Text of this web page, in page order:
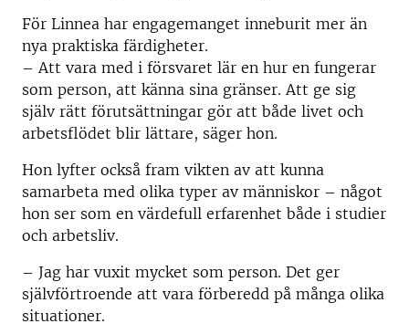
För Linnea har engagemanget inneburit mer än
nya praktiska färdigheter.
– Att vara med i försvaret lär en hur en fungerar
som person, att känna sina gränser. Att ge sig
själv rätt förutsättningar gör att både livet och
arbetsflödet blir lättare, säger hon.
Hon lyfter också fram vikten av att kunna
samarbeta med olika typer av människor – något
hon ser som en värdefull erfarenhet både i studier
och arbetsliv.
– Jag har vuxit mycket som person. Det ger
självförtroende att vara förberedd på många olika
situationer.